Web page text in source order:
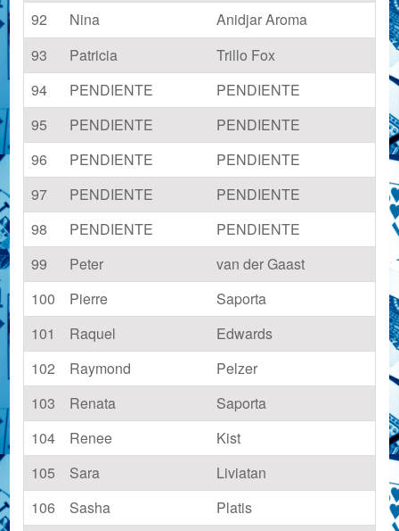
92
Nina
Anidjar Aroma
93
Patricia
Trillo Fox
94
PENDIENTE
PENDIENTE
95
PENDIENTE
PENDIENTE
96
PENDIENTE
PENDIENTE
97
PENDIENTE
PENDIENTE
98
PENDIENTE
PENDIENTE
99
Peter
van der Gaast
100
Pierre
Saporta
101
Raquel
Edwards
102
Raymond
Pelzer
103
Renata
Saporta
104
Renee
Kist
105
Sara
Liviatan
106
Sasha
Platis